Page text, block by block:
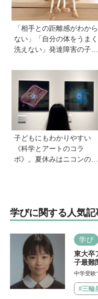
「相手との距離感がわから
ない」「自分の体をうまく
洗えない」発達障害の子ど
と・性教育のポイントは？
【『発達障害の子の性のル
ール』著者に聞いた】
子どもにもわかりやすい
《科学とアートのコラ
ボ》。夏休みはニコンの特
学びに関する人気記
学び
東大卒
子最難
た渋渋
中学受験
#三輪